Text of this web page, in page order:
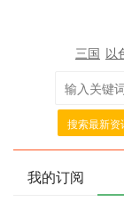
三国 以
搜索最新资
我的订阅